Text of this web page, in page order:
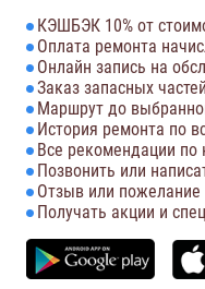
КЭШБЭК 10% от
Оплата ремонта
Онлайн запись на
Заказ запасных частей
Маршрут до
История ремонта по
Все рекомендации по
Позвонить или
Отзыв или пожелание
Получать акции и